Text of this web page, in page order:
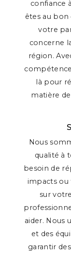
confiance
êtes au bon
votre
concerne
région.
là pour
matière
Nous
qualité à
besoin de
impacts
sur
aider. Nous
et des
garantir